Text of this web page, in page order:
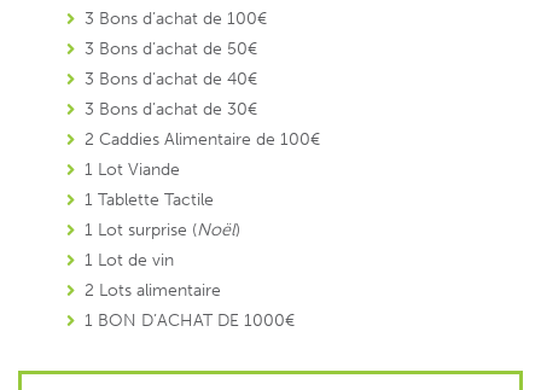
3 Bons d’achat de 100€
3 Bons d’achat de 50€
3 Bons d’achat de 40€
3 Bons d’achat de 30€
2 Caddies Alimentaire de 100€
1 Lot Viande
1 Tablette Tactile
1 Lot surprise (Noël)
1 Lot de vin
2 Lots alimentaire
1 BON D’ACHAT DE 1000€